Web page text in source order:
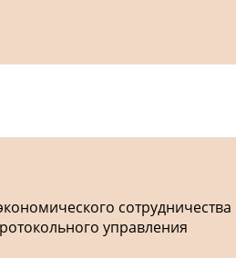
сотрудничества
управления